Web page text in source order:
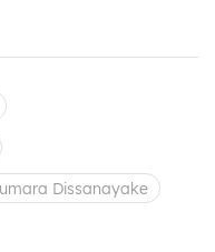
Dissanayake